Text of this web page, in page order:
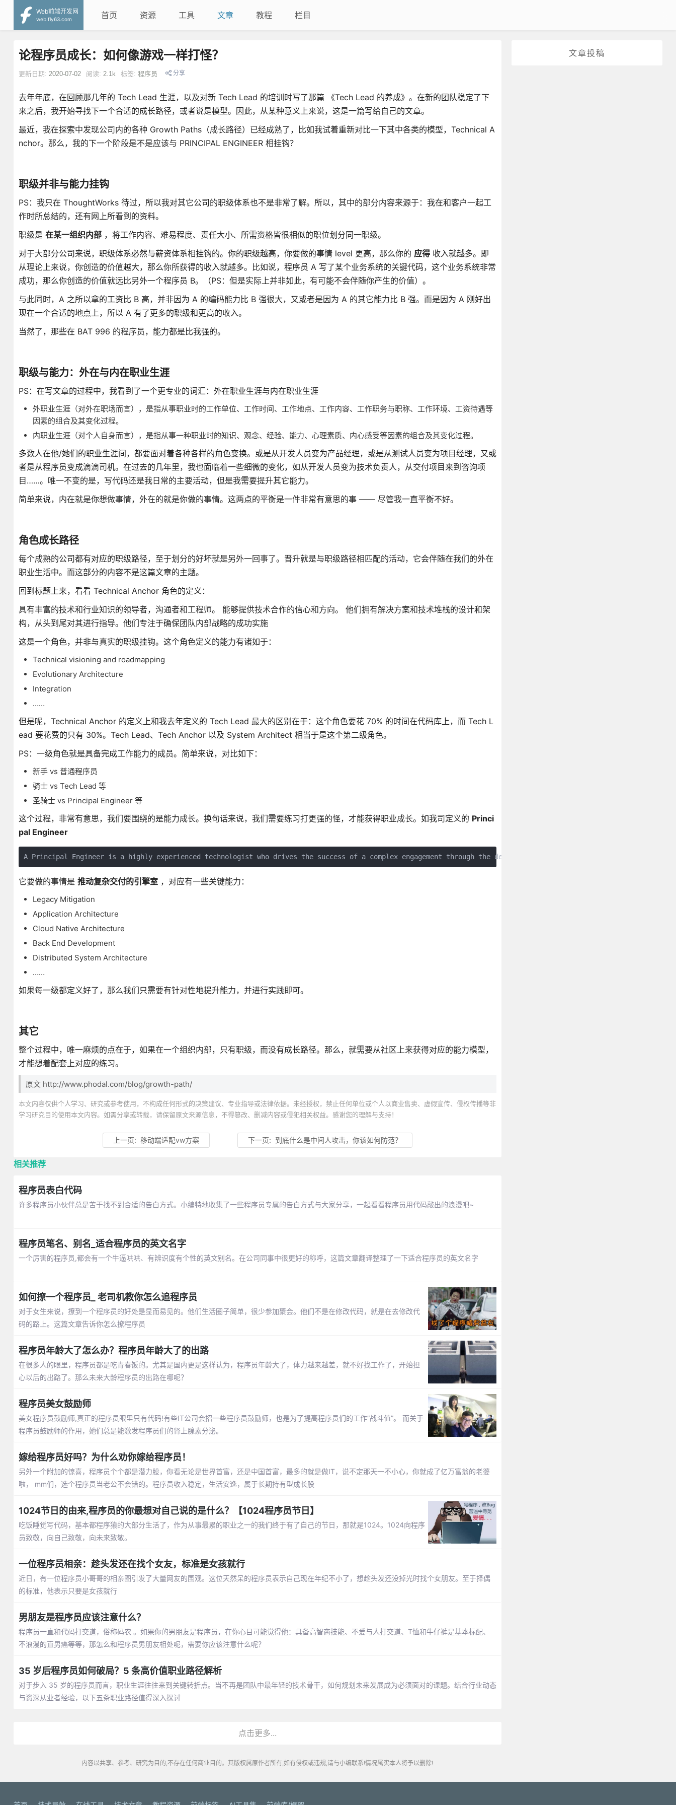
Web前端开发网
web.fly63.com
首页 资源 工具 文章 教程 栏目
文章投稿
论程序员成长：如何像游戏一样打怪？
更新日期: 2020-07-02 阅读: 2.1k 标签: 程序员 分享
去年年底，在回顾那几年的 Tech Lead 生涯，以及对新 Tech Lead 的培训时写了那篇 《Tech Lead 的养成》。在新的团队稳定了下
来之后，我开始寻找下一个合适的成长路径，或者说是模型。因此，从某种意义上来说，这是一篇写给自己的文章。
最近，我在探索中发现公司内的各种 Growth Paths（成长路径）已经成熟了，比如我试着重新对比一下其中各类的模型，Technical A
nchor。那么，我的下一个阶段是不是应该与 PRINCIPAL ENGINEER 相挂钩？
职级并非与能力挂钩
PS：我只在 ThoughtWorks 待过，所以我对其它公司的职级体系也不是非常了解。所以，其中的部分内容来源于：我在和客户一起工
作时所总结的，还有网上所看到的资料。
职级是 在某一组织内部，将工作内容、难易程度、责任大小、所需资格皆很相似的职位划分同一职级。
对于大部分公司来说，职级体系必然与薪资体系相挂钩的。你的职级越高，你要做的事情 level 更高，那么你的 应得收入就越多。即
从理论上来说，你创造的价值越大，那么你所获得的收入就越多。比如说，程序员 A 写了某个业务系统的关键代码，这个业务系统非常
成功，那么你创造的价值就远比另外一个程序员 B。（PS：但是实际上并非如此，有可能不会伴随你产生的价值）。
与此同时，A 之所以拿的工资比 B 高，并非因为 A 的编码能力比 B 强很大，又或者是因为 A 的其它能力比 B 强。而是因为 A 刚好出
现在一个合适的地点上，所以 A 有了更多的职级和更高的收入。
当然了，那些在 BAT 996 的程序员，能力都是比我强的。
职级与能力：外在与内在职业生涯
PS：在写文章的过程中，我看到了一个更专业的词汇：外在职业生涯与内在职业生涯
外职业生涯（对外在职场而言），是指从事职业时的工作单位、工作时间、工作地点、工作内容、工作职务与职称、工作环境、工资待遇等
因素的组合及其变化过程。
内职业生涯（对个人自身而言），是指从事一种职业时的知识、观念、经验、能力、心理素质、内心感受等因素的组合及其变化过程。
多数人在他/她们的职业生涯间，都要面对着各种各样的角色变换。或是从开发人员变为产品经理，或是从测试人员变为项目经理，又或
者是从程序员变成滴滴司机。在过去的几年里，我也面临着一些细微的变化，如从开发人员变为技术负责人，从交付项目来到咨询项
目……。唯一不变的是，写代码还是我日常的主要活动，但是我需要提升其它能力。
简单来说，内在就是你想做事情，外在的就是你做的事情。这两点的平衡是一件非常有意思的事 —— 尽管我一直平衡不好。
角色成长路径
每个成熟的公司都有对应的职级路径，至于划分的好坏就是另外一回事了。晋升就是与职级路径相匹配的活动，它会伴随在我们的外在
职业生活中。而这部分的内容不是这篇文章的主题。
回到标题上来，看看 Technical Anchor 角色的定义：
具有丰富的技术和行业知识的领导者，沟通者和工程师。 能够提供技术合作的信心和方向。 他们拥有解决方案和技术堆栈的设计和架
构，从头到尾对其进行指导。他们专注于确保团队内部战略的成功实施
这是一个角色，并非与真实的职级挂钩。这个角色定义的能力有诸如于：
Technical visioning and roadmapping
Evolutionary Architecture
Integration
……
但是呢，Technical Anchor 的定义上和我去年定义的 Tech Lead 最大的区别在于：这个角色要花 70% 的时间在代码库上，而 Tech L
ead 要花费的只有 30%。Tech Lead、Tech Anchor 以及 System Architect 相当于是这个第二级角色。
PS：一级角色就是具备完成工作能力的成员。简单来说，对比如下：
新手 vs 普通程序员
骑士 vs Tech Lead 等
圣骑士 vs Principal Engineer 等
这个过程，非常有意思，我们要围绕的是能力成长。换句话来说，我们需要练习打更强的怪，才能获得职业成长。如我司定义的 Princi
pal Engineer
它要做的事情是 推动复杂交付的引擎室，对应有一些关键能力：
Legacy Mitigation
Application Architecture
Cloud Native Architecture
Back End Development
Distributed System Architecture
……
如果每一级都定义好了，那么我们只需要有针对性地提升能力，并进行实践即可。
其它
整个过程中，唯一麻烦的点在于，如果在一个组织内部，只有职级，而没有成长路径。那么，就需要从社区上来获得对应的能力模型，
才能想着配套上对应的练习。
原文 http://www.phodal.com/blog/growth-path/
本文内容仅供个人学习、研究或参考使用，不构成任何形式的决策建议、专业指导或法律依据。未经授权，禁止任何单位或个人以商业售卖、虚假宣传、侵权传播等非
学习研究目的使用本文内容。如需分享或转载，请保留原文来源信息，不得篡改、删减内容或侵犯相关权益。感谢您的理解与支持！
上一页: 移动端适配vw方案 下一页: 到底什么是中间人攻击，你该如何防范？
相关推荐
程序员表白代码
许多程序员小伙伴总是苦于找不到合适的告白方式。小编特地收集了一些程序员专属的告白方式与大家分享，一起看看程序员用代码敲出的浪漫吧~
程序员笔名、别名_适合程序员的英文名字
一个厉害的程序员,都会有一个牛逼哄哄、有辨识度有个性的英文别名。在公司同事中很更好的称呼，这篇文章翻译整理了一下适合程序员的英文名字
如何撩一个程序员_ 老司机教你怎么追程序员
对于女生来说，撩到一个程序员的好处是显而易见的。他们生活圈子简单，很少参加聚会。他们不是在修改代码，就是在去修改代
码的路上。这篇文章告诉你怎么撩程序员
程序员年龄大了怎么办？程序员年龄大了的出路
在很多人的眼里，程序员都是吃青春饭的。尤其是国内更是这样认为，程序员年龄大了，体力越来越差，就不好找工作了，开始担
心以后的出路了。那么未来大龄程序员的出路在哪呢？
程序员美女鼓励师
美女程序员鼓励师,真正的程序员眼里只有代码!有些IT公司会招一些程序员鼓励师，也是为了提高程序员们的工作”战斗值”。 而关于
程序员鼓励师的作用，她们总是能激发程序员们的肾上腺素分泌。
嫁给程序员好吗？为什么劝你嫁给程序员！
另外一个附加的惊喜，程序员个个都是潜力股，你看无论是世界首富，还是中国首富，最多的就是做IT，说不定那天一不小心，你就成了亿万富翁的老婆
啦， mm们，选个程序员当老公不会错的。程序员收入稳定，生活安逸，属于长期持有型成长股
1024节日的由来,程序员的你最想对自己说的是什么？【1024程序员节日】
吃饭睡觉写代码，基本都程序猿的大部分生活了，作为从事最累的职业之一的我们终于有了自己的节日，那就是1024。1024向程序
员致敬，向自己致敬，向未来致敬。
一位程序员相亲：趁头发还在找个女友，标准是女孩就行
近日，有一位程序员小哥哥的相亲图引发了大量网友的围观。这位天然呆的程序员表示自己现在年纪不小了，想趁头发还没掉光时找个女朋友。至于择偶
的标准，他表示只要是女孩就行
男朋友是程序员应该注意什么？
程序员一直和代码打交道，俗称码农 。如果你的男朋友是程序员，在你心目可能觉得他：具备高智商技能、不爱与人打交道、T恤和牛仔裤是基本标配、
不浪漫的直男癌等等，那怎么和程序员男朋友相处呢，需要你应该注意什么呢？
35 岁后程序员如何破局？5 条高价值职业路径解析
对于步入 35 岁的程序员而言，职业生涯往往来到关键转折点。当不再是团队中最年轻的技术骨干，如何规划未来发展成为必须面对的课题。结合行业动态
与资深从业者经验，以下五条职业路径值得深入探讨
点击更多...
内容以共享、参考、研究为目的,不存在任何商业目的。其版权属原作者所有,如有侵权或违规,请与小编联系!情况属实本人将予以删除!